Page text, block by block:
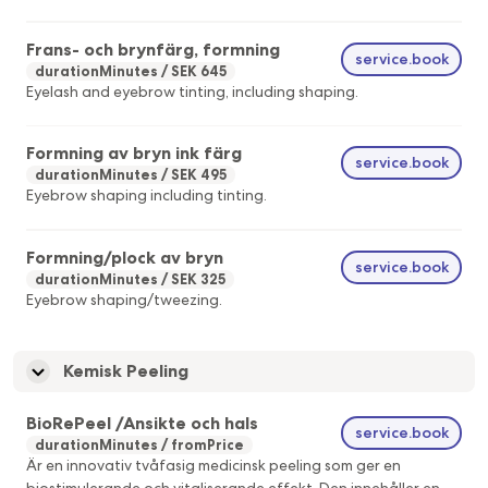
Frans- och brynfärg, formning
durationMinutes SEK 645
service.book
Eyelash and eyebrow tinting, including shaping.
Formning av bryn ink färg
durationMinutes SEK 495
service.book
Eyebrow shaping including tinting.
Formning/plock av bryn
durationMinutes SEK 325
service.book
Eyebrow shaping/tweezing.
Kemisk Peeling
BioRePeel /Ansikte och hals
durationMinutes fromPrice
service.book
Är en innovativ tvåfasig medicinsk peeling som ger en